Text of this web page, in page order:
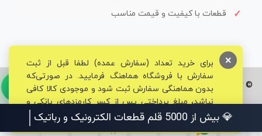
قطعات با کیفیت و قیمت مناسب
© تمامی حقوق برای فروشگاه تخصصی قم الکترونیک محفوظ می‌باشد.
برای خرید تعداد (سفارش عمده) لطفا قبل از ثبت
سفارش با فروشگاه هماهنگ فرمایید. در صورتی‌که
بدون هماهنگی سفارش ثبت شود و موجودی کالا کافی
نباشد، مبلغ پرداختی پس از کسر کارمزدهای بانکی و
مالیاتی به حساب شما بازگشت داده خواهد شد.
×
💎 بیش از 5000 قلم قطعات الکترونیک و رباتیک